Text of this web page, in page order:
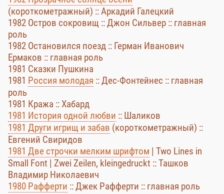
(короткометражный) :: Аркадий Галецкий
1982 Остров сокровищ :: Джон Сильвер :: главная
роль
1982 Остановился поезд :: Герман Иванович
Ермаков :: главная роль
1981 Сказки Пушкина
1981 Россия молодая :: Дес-Фонтейнес :: главная
роль
1981 Кража :: Хабард
1981 История одной любви :: Шаликов
1981 Други игрищ и забав (короткометражный) ::
Евгений Свиридов
1981 Две строчки мелким шрифтом | Two Lines in
Small Font | Zwei Zeilen, kleingedruckt :: Ташков
Владимир Николаевич
1980 Рафферти :: Джек Рафферти :: главная роль